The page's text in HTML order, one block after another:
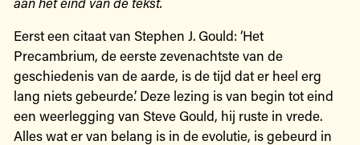
Eerst een citaat van Stephen J. Gould: ‘Het
Precambrium, de eerste zevenachtste van de
geschiedenis van de aarde, is de tijd dat er heel erg
lang niets gebeurde.’ Deze lezing is van begin tot eind
een weerlegging van Steve Gould, hij ruste in vrede.
Alles wat er van belang is in de evolutie, is gebeurd in